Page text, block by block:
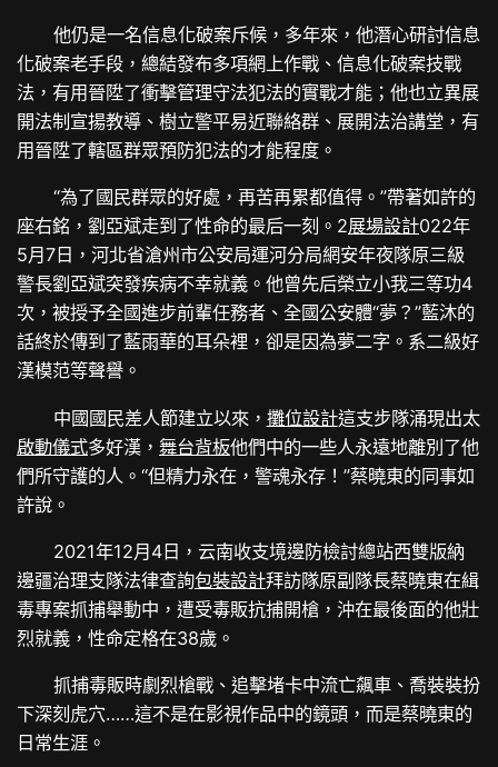
他仍是一名信息化破案斥候，多年來，他潛心研討信息
化破案老手段，總結發布多項網上作戰、信息化破案技戰
法，有用晉陞了衝擊管理守法犯法的實戰才能；他也立異展
開法制宣揚教導、樹立警平易近聯絡群、展開法治講堂，有
用晉陞了轄區群眾預防犯法的才能程度。
“為了國民群眾的好處，再苦再累都值得。”帶著如許的
座右銘，劉亞斌走到了性命的最后一刻。2展場設計022年
5月7日，河北省滄州市公安局運河分局網安年夜隊原三級
警長劉亞斌突發疾病不幸就義。他曾先后榮立小我三等功4
次，被授予全國進步前輩任務者、全國公安體“夢？”藍沐的
話終於傳到了藍雨華的耳朵裡，卻是因為夢二字。系二級好
漢模范等聲譽。
中國國民差人節建立以來， 攤位設計這支步隊涌現出太
啟動儀式多好漢，舞台背板他們中的一些人永遠地離別了他
們所守護的人。“但精力永在，警魂永存！”蔡曉東的同事如
許說。
2021年12月4日，云南收支境邊防檢討總站西雙版納
邊疆治理支隊法律查詢包裝設計拜訪隊原副隊長蔡曉東在緝
毒專案抓捕舉動中，遭受毒販抗捕開槍，沖在最後面的他壯
烈就義，性命定格在38歲。
抓捕毒販時劇烈槍戰、追擊堵卡中流亡飆車、喬裝裝扮
下深刻虎穴……這不是在影視作品中的鏡頭，而是蔡曉東的
日常生涯。